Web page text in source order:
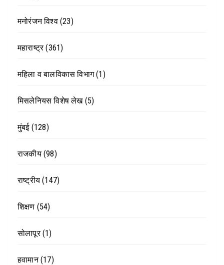
मनोरंजन विश्व(23)
महाराष्ट्र(361)
महिला व बालविकास विभाग(1)
मिसलेनियस विशेष लेख(5)
मुंबई(128)
राजकीय(98)
राष्ट्रीय (147)
शिक्षण (54)
सोलापूर(1)
हवामान(17)